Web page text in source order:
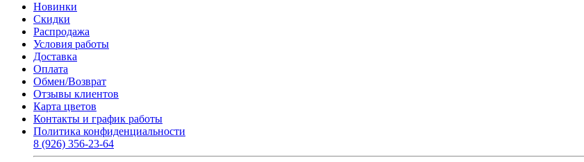
Новинки
Скидки
Распродажа
Условия работы
Доставка
Оплата
Обмен/Возврат
Отзывы клиентов
Карта цветов
Контакты и график работы
Политика конфиденциальности
8 (926) 356-23-64